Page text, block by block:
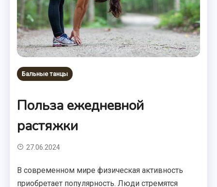
Бальные танцы
Польза ежедневной
растяжки
27.06.2024
В современном мире физическая активность
приобретает популярность. Люди стремятся